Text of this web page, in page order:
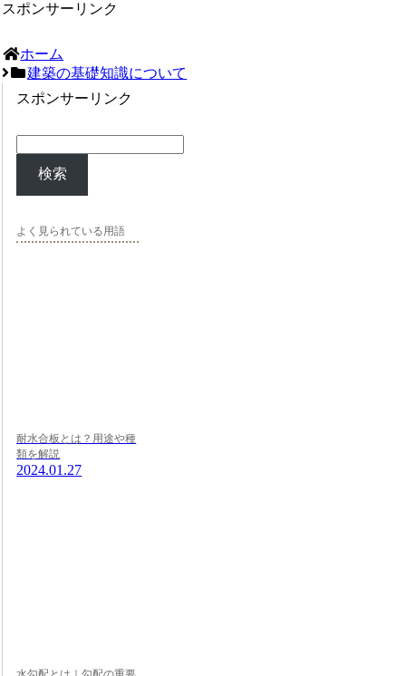
スポンサーリンク
ホーム
建築の基礎知識について
スポンサーリンク
検索
よく見られている用語
耐水合板とは？用途や種
類を解説
2024.01.27